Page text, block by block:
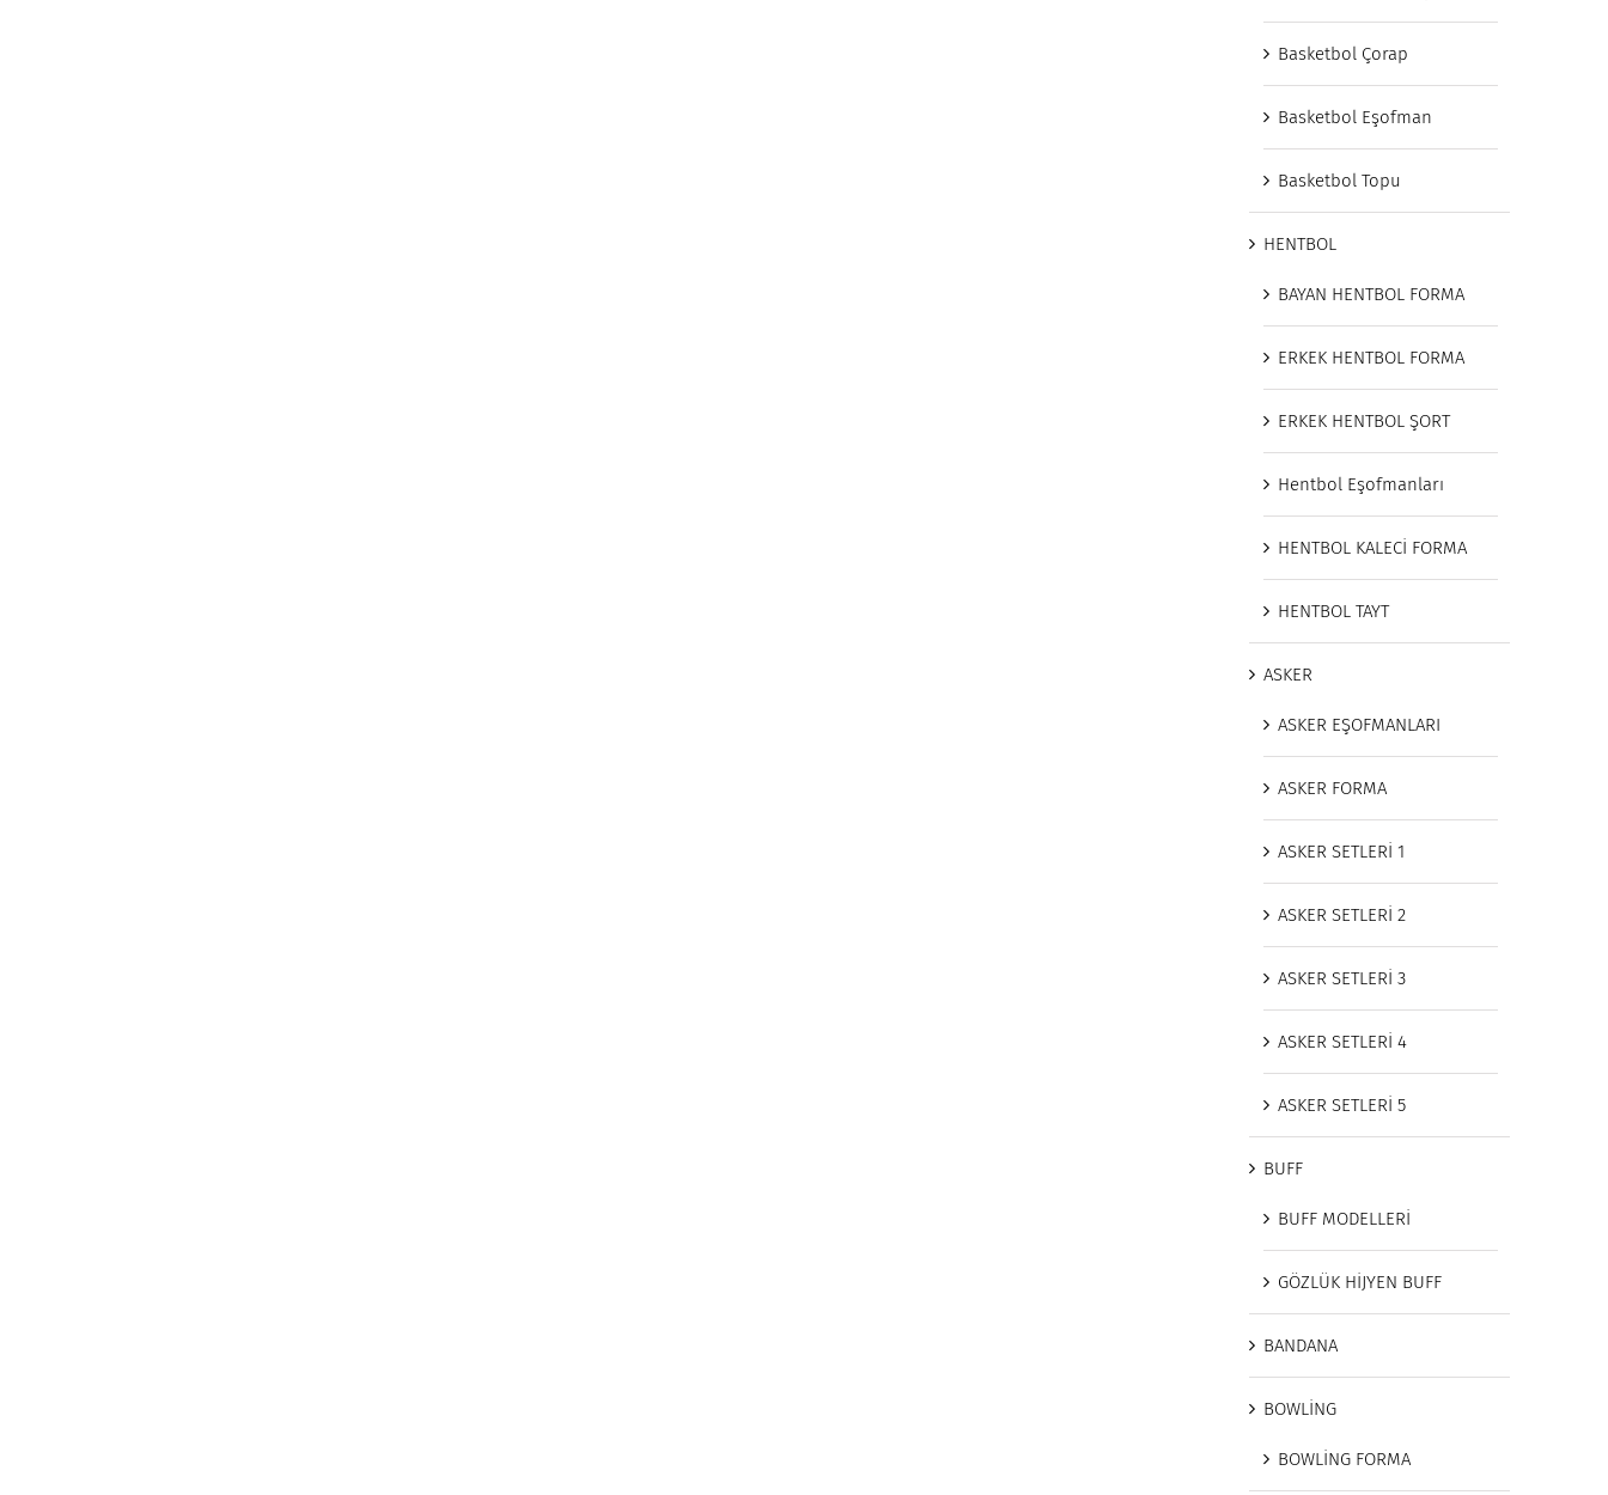
Basketbol Çorap
Basketbol Eşofman
Basketbol Topu
HENTBOL
BAYAN HENTBOL FORMA
ERKEK HENTBOL FORMA
ERKEK HENTBOL ŞORT
Hentbol Eşofmanları
HENTBOL KALECİ FORMA
HENTBOL TAYT
ASKER
ASKER EŞOFMANLARI
ASKER FORMA
ASKER SETLERİ 1
ASKER SETLERİ 2
ASKER SETLERİ 3
ASKER SETLERİ 4
ASKER SETLERİ 5
BUFF
BUFF MODELLERİ
GÖZLÜK HİJYEN BUFF
BANDANA
BOWLİNG
BOWLİNG FORMA